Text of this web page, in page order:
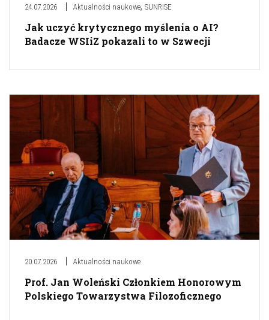
24.07.2026 Aktualności naukowe, SUNRISE
Jak uczyć krytycznego myślenia o AI?
Badacze WSIiZ pokazali to w Szwecji
20.07.2026 Aktualności naukowe
Prof. Jan Woleński Członkiem Honorowym
Polskiego Towarzystwa Filozoficznego